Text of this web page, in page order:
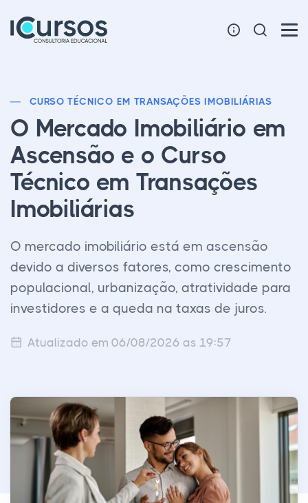
CURSO TÉCNICO EM TRANSAÇÕES IMOBILIÁRIAS
O Mercado Imobiliário em
Ascensão e o Curso
Técnico em Transações
Imobiliárias
O mercado imobiliário está em ascensão
devido a diversos fatores, como crescimento
populacional, urbanização, atratividade para
investidores e a queda na taxas de juros.
Atualizado em 06/08/2026 as 19:57